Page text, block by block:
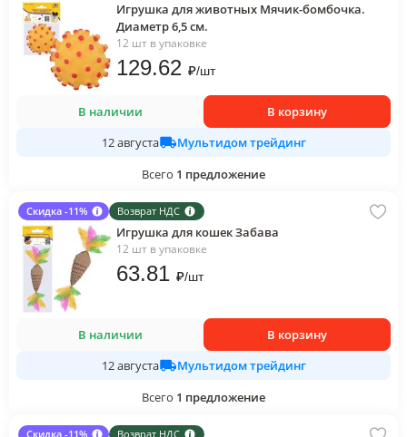
Игрушка для животных Мячик-бомбочка.
Диаметр 6,5 см.
12 шт в упаковке
129.62 ₽/шт
В наличии
В корзину
12 августа
Мультидом трейдинг
Всего 1 предложение
Скидка -11% Возврат НДС
Игрушка для кошек Забава
12 шт в упаковке
63.81 ₽/шт
В наличии
В корзину
12 августа
Мультидом трейдинг
Всего 1 предложение
Скидка -11% Возврат НДС